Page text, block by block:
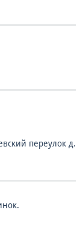
переулок д.